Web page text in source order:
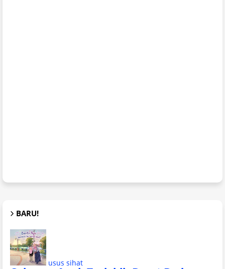
BARU!
usus sihat